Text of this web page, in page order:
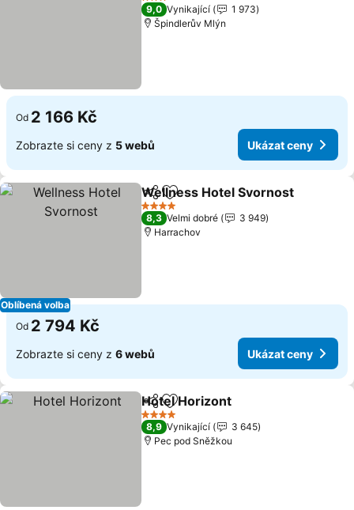
3 Počet hvězdiček
9,0 Vynikající
1 973
Špindlerův Mlýn
Od 2 166 Kč
Zobrazte si ceny z 5 webů Ukázat ceny
Oblíbená volba
SdíletPřidat na seznam oblíbených
Wellness Hotel Svornost
4 Počet hvězdiček
8,3 Velmi dobré
3 949
Harrachov
Od 2 794 Kč
Zobrazte si ceny z 6 webů Ukázat ceny
SdíletPřidat na seznam oblíbených
Hotel Horizont
4 Počet hvězdiček
8,9 Vynikající
3 645
Pec pod Sněžkou